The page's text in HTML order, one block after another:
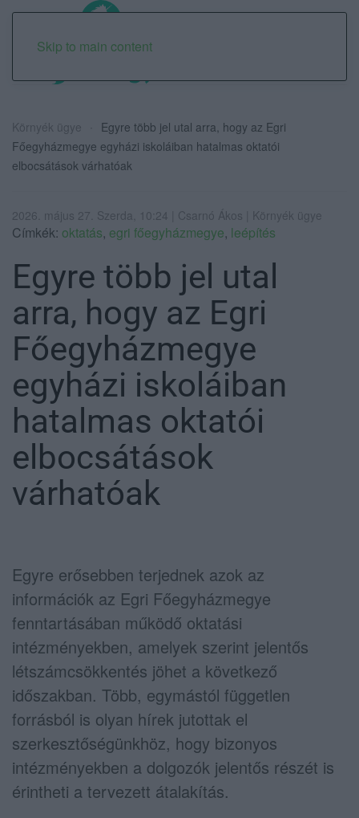
Skip to main content
Környék ügye
Egyre több jel utal arra, hogy az Egri
Főegyházmegye egyházi iskoláiban hatalmas oktatói
elbocsátások várhatóak
2026. május 27. Szerda, 10:24 | Csarnó Ákos | Környék ügye
Címkék: oktatás, egri főegyházmegye, leépítés
Egyre több jel utal
arra, hogy az Egri
Főegyházmegye
egyházi iskoláiban
hatalmas oktatói
elbocsátások
várhatóak
Egyre erősebben terjednek azok az
információk az Egri Főegyházmegye
fenntartásában működő oktatási
intézményekben, amelyek szerint jelentős
létszámcsökkentés jöhet a következő
időszakban. Több, egymástól független
forrásból is olyan hírek jutottak el
szerkesztőségünkhöz, hogy bizonyos
intézményekben a dolgozók jelentős részét is
érintheti a tervezett átalakítás.